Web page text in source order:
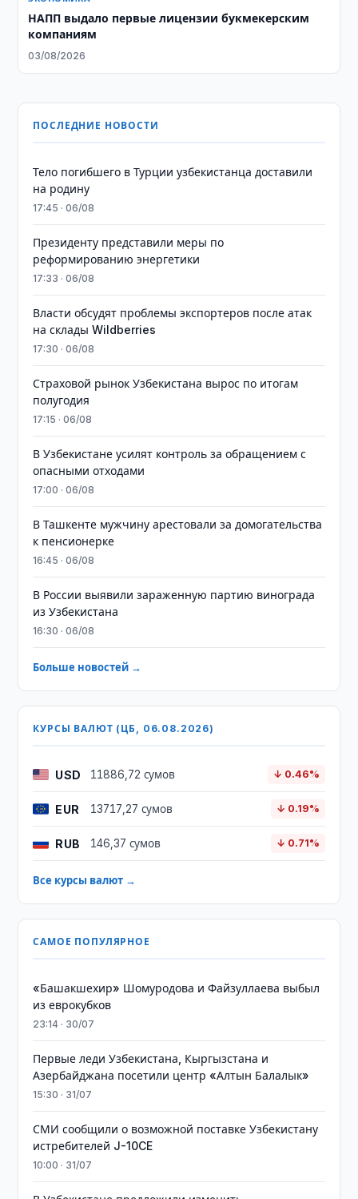
НАПП выдало первые лицензии букмекерским
компаниям
03/08/2026
ПОСЛЕДНИЕ НОВОСТИ
Тело погибшего в Турции узбекистанца доставили
на родину
17:45 · 06/08
Президенту представили меры по
реформированию энергетики
17:33 · 06/08
Власти обсудят проблемы экспортеров после атак
на склады Wildberries
17:30 · 06/08
Страховой рынок Узбекистана вырос по итогам
полугодия
17:15 · 06/08
В Узбекистане усилят контроль за обращением с
опасными отходами
17:00 · 06/08
В Ташкенте мужчину арестовали за домогательства
к пенсионерке
16:45 · 06/08
В России выявили зараженную партию винограда
из Узбекистана
16:30 · 06/08
Больше новостей →
КУРСЫ ВАЛЮТ (ЦБ, 06.08.2026)
USD 11886,72 сумов ↓ 0.46%
EUR 13717,27 сумов ↓ 0.19%
RUB 146,37 сумов ↓ 0.71%
Все курсы валют →
САМОЕ ПОПУЛЯРНОЕ
«Башакшехир» Шомуродова и Файзуллаева выбыл
из еврокубков
23:14 · 30/07
Первые леди Узбекистана, Кыргызстана и
Азербайджана посетили центр «Алтын Балалык»
15:30 · 31/07
СМИ сообщили о возможной поставке Узбекистану
истребителей J-10CE
10:00 · 31/07